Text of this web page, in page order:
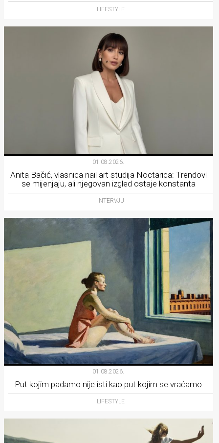
LIFESTYLE
01.08.2026.
Anita Bačić, vlasnica nail art studija Noctarica: Trendovi
se mijenjaju, ali njegovan izgled ostaje konstanta
INTERVJU
01.08.2026.
Put kojim padamo nije isti kao put kojim se vraćamo
LIFESTYLE